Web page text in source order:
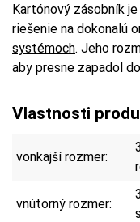
Kartónový zásobník
riešenie na dokonalú
systémoch. Jeho
aby presne zapadol do
Vlastnosti
vonkajší rozmer:
vnútorný rozmer: